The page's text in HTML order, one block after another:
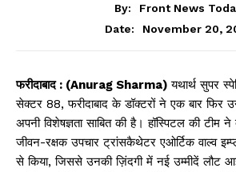
By:
Front News
Date:
November 20,
फरीदाबाद : (Anurag Sharma)यथार्थ सुपर
सेक्टर 88, फरीदाबाद के डॉक्टरों ने एक बार फिर
अपनी विशेषज्ञता साबित की है। हॉस्पिटल की टीम ने
जीवन-रक्षक उपचार ट्रांसकैथेटर एओर्टिक वाल्व
से किया, जिससे उनकी ज़िंदगी में नई उम्मीदें लौट